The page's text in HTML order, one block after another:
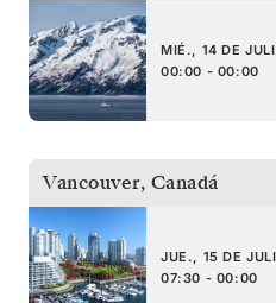
MIÉ., 14 DE
00:00 - 00:00
Vancouver, Canadá
JUE., 15 DE
07:30 - 00:00